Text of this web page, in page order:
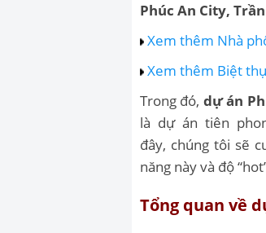
Phúc An City,
Xem thêm Nhà
Xem thêm Biệt
Trong đó, dự án
là dự án tiên
đây, chúng tôi sẽ
năng này và độ
Tổng quan về